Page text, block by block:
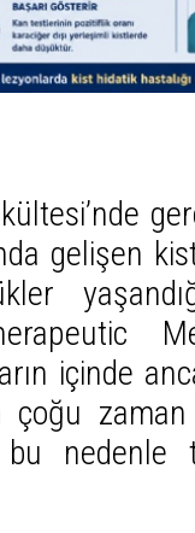
gelişen
içinde
çoğu
nedenle